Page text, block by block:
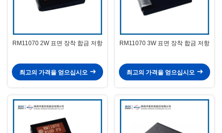
RM11070 2W 표면 장착 합금 저항
최고의 가격을 얻으십시오
RM11070 3W 표면 장착 합금 저항
최고의 가격을 얻으십시오